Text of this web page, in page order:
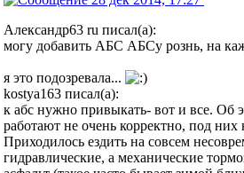
Александр63 ru писал(а):
могу добавить АБС АБСу рознь, на
я это подозревала...
kostya163 писал(а):
к абс нужно привыкать- вот и все. Об
работают не очень корректно, под
Приходилось ездить на совсем
гидравлические, а механические